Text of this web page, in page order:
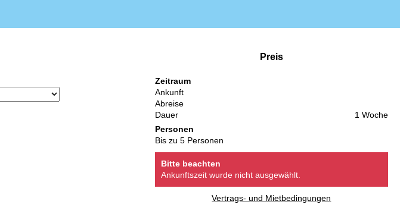
Preis
Zeitraum
Ankunft
Abreise
Dauer
1 Woche
Personen
Bis zu 5 Personen
Bitte beachten
Ankunftszeit wurde nicht ausgewählt.
Vertrags- und Mietbedingungen